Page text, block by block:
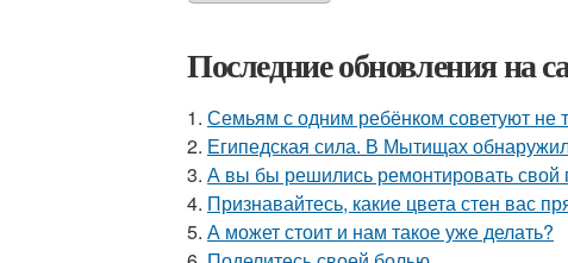
Последние обновления на
1. Семьям с одним ребёнком советуют не
2. Египедская сила. В Мытищах
3. А вы бы решились ремонтировать свой
4. Признавайтесь, какие цвета стен вас
5. А может стоит и нам такое уже делать?